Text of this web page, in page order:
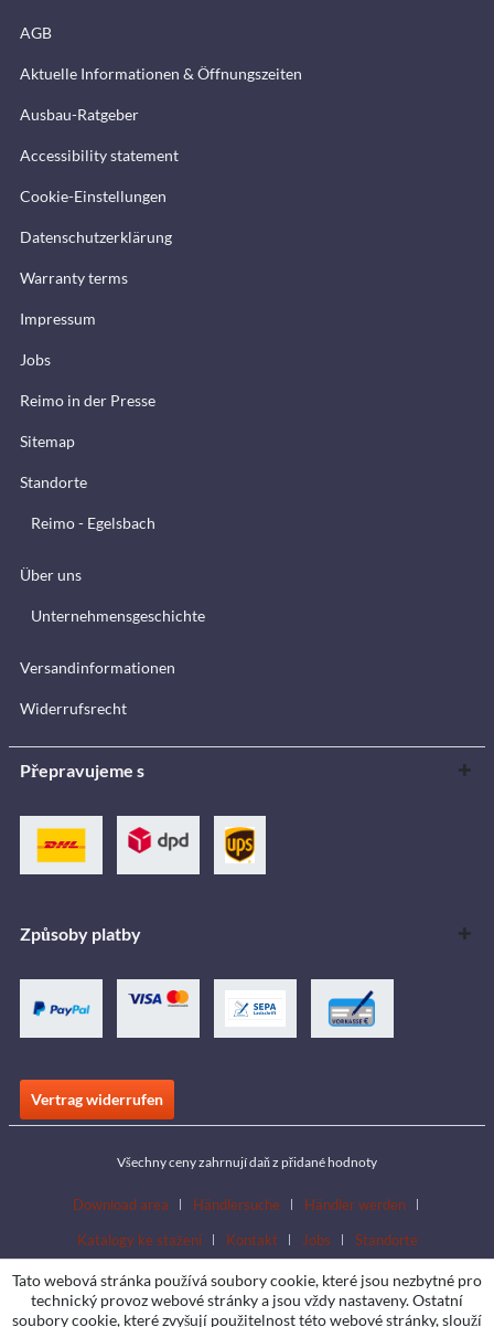
AGB
Aktuelle Informationen & Öffnungszeiten
Ausbau-Ratgeber
Accessibility statement
Cookie-Einstellungen
Datenschutzerklärung
Warranty terms
Impressum
Jobs
Reimo in der Presse
Sitemap
Standorte
Reimo - Egelsbach
Über uns
Unternehmensgeschichte
Versandinformationen
Widerrufsrecht
Přepravujeme s
Způsoby platby
Vertrag widerrufen
Všechny ceny zahrnují daň z přidané hodnoty
Download area Händlersuche
Händler werden
Katalogy ke stažení
Kontakt Jobs Standorte
Tato webová stránka používá soubory cookie, které jsou nezbytné pro
technický provoz webové stránky a jsou vždy nastaveny. Ostatní
soubory cookie, které zvyšují použitelnost této webové stránky, slouží